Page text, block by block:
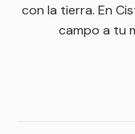
con la tierra. En
campo a tu